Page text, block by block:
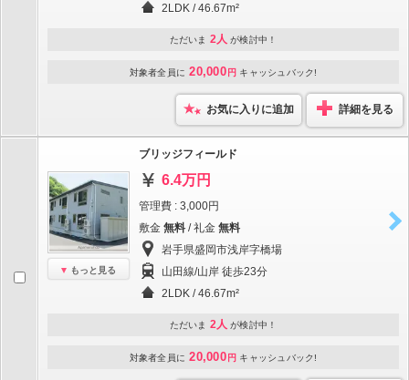
2LDK / 46.67m²
ただいま 2人 が検討中！
対象者全員に 20,000 円 キャッシュバック!
お気に入りに追加 詳細を見る
もっと見る
ブリッジフィールド
6.4万円
管理費 : 3,000円
敷金 無料 / 礼金 無料
岩手県盛岡市浅岸字橋場
山田線/山岸 徒歩23分
2LDK / 46.67m²
ただいま 2人 が検討中！
対象者全員に 20,000 円 キャッシュバック!